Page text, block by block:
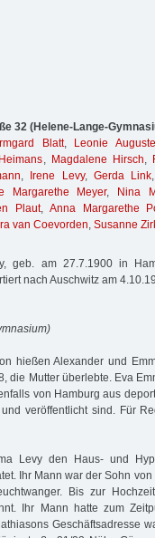
32 (Helene-Lange-
Irmgard Blatt,
Leonie
, Magdalene Hirsch,
, Irene Levy, Gerda Link
Margarethe Meyer,
Nina
Plaut, Anna Margarethe
van Coevorden, Susanne
geb. am 27.7.1900 in
nach Auschwitz am
hießen Alexander und
die Mutter überlebte. Eva
von Hamburg aus
veröffentlicht sind. Für
Levy den Haus- und
Ihr Mann war der Sohn
Bis zur
Ihr Mann hatte zum
Geschäftsadresse